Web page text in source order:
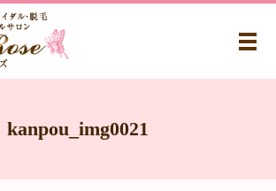
メ
kanpou_img0021